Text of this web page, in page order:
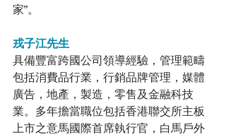
家”。
戎子江先生
具備豐富跨國公司領導經驗，管理範疇
包括消費品行業，行銷品牌管理，媒體
廣告，地產，製造，零售及金融科技
業。多年擔當職位包括香港聯交所主板
上市之意馬國際首席執行官，白馬戶外